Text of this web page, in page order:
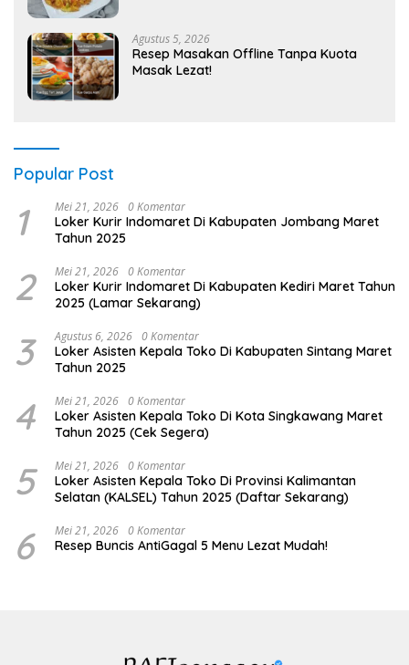
Agustus 5, 2026
Resep Masakan Offline Tanpa Kuota
Masak Lezat!
Popular Post
1 Mei 21, 2026 0 Komentar
Loker Kurir Indomaret Di Kabupaten Jombang Maret
Tahun 2025
2 Mei 21, 2026 0 Komentar
Loker Kurir Indomaret Di Kabupaten Kediri Maret Tahun
2025 (Lamar Sekarang)
3 Agustus 6, 2026 0 Komentar
Loker Asisten Kepala Toko Di Kabupaten Sintang Maret
Tahun 2025
4 Mei 21, 2026 0 Komentar
Loker Asisten Kepala Toko Di Kota Singkawang Maret
Tahun 2025 (Cek Segera)
5 Mei 21, 2026 0 Komentar
Loker Asisten Kepala Toko Di Provinsi Kalimantan
Selatan (KALSEL) Tahun 2025 (Daftar Sekarang)
6 Mei 21, 2026 0 Komentar
Resep Buncis AntiGagal 5 Menu Lezat Mudah!